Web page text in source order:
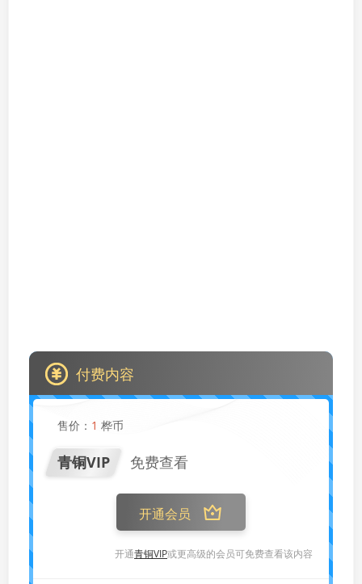
付费内容
售价： 1 桦币
青铜VIP 免费查看
开通会员
开通青铜VIP或更高级的会员可免费查看该内容